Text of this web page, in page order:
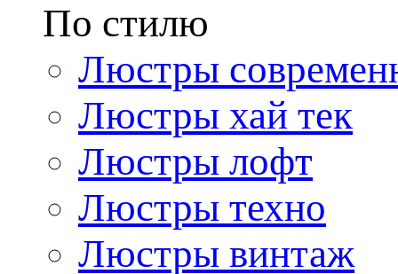
По стилю
Люстры
Люстры хай тек
Люстры лофт
Люстры техно
Люстры винтаж